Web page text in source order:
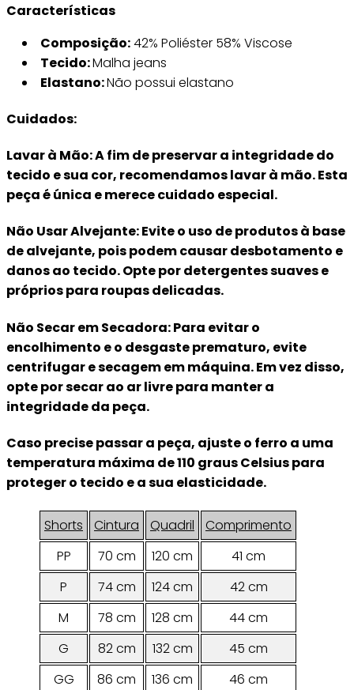
Características
Composição:42% Poliéster 58% Viscose
Tecido:Malha jeans
Elastano:Não possui elastano
Cuidados:
Lavar à Mão: A fim de preservar a integridade do
tecido e sua cor, recomendamos lavar à mão. Esta
peça é única e merece cuidado especial.
Não Usar Alvejante: Evite o uso de produtos à base
de alvejante, pois podem causar desbotamento e
danos ao tecido. Opte por detergentes suaves e
próprios para roupas delicadas.
Não Secar em Secadora: Para evitar o
encolhimento e o desgaste prematuro, evite
centrifugar e secagem em máquina. Em vez disso,
opte por secar ao ar livre para manter a
integridade da peça.
Caso precise passar a peça, ajuste o ferro a uma
temperatura máxima de 110 graus Celsius para
proteger o tecido e a sua elasticidade.
Shorts Cintura Quadril
Comprimento
PP
70 cm 120 cm
41 cm
P
74 cm 124 cm
42 cm
M
78 cm 128 cm
44 cm
G
82 cm 132 cm
45 cm
GG
86 cm 136 cm
46 cm